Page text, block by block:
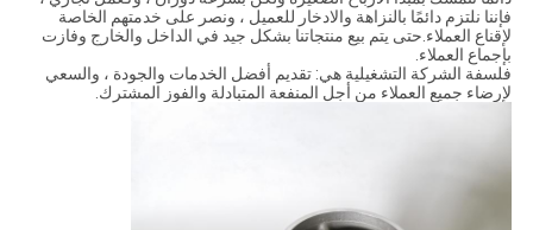
فإننا نلتزم دائمًا بالنزاهة والادخار للعميل ، ونصر على خدمتهم الخاصة
لإقناع العملاء.حتى يتم بيع منتجاتنا بشكل جيد في الداخل والخارج وفازت
بإجماع العملاء.
فلسفة الشركة التشغيلية هي: تقديم أفضل الخدمات والجودة ، والسعي
لإرضاء جميع العملاء من أجل المنفعة المتبادلة والفوز المشترك.